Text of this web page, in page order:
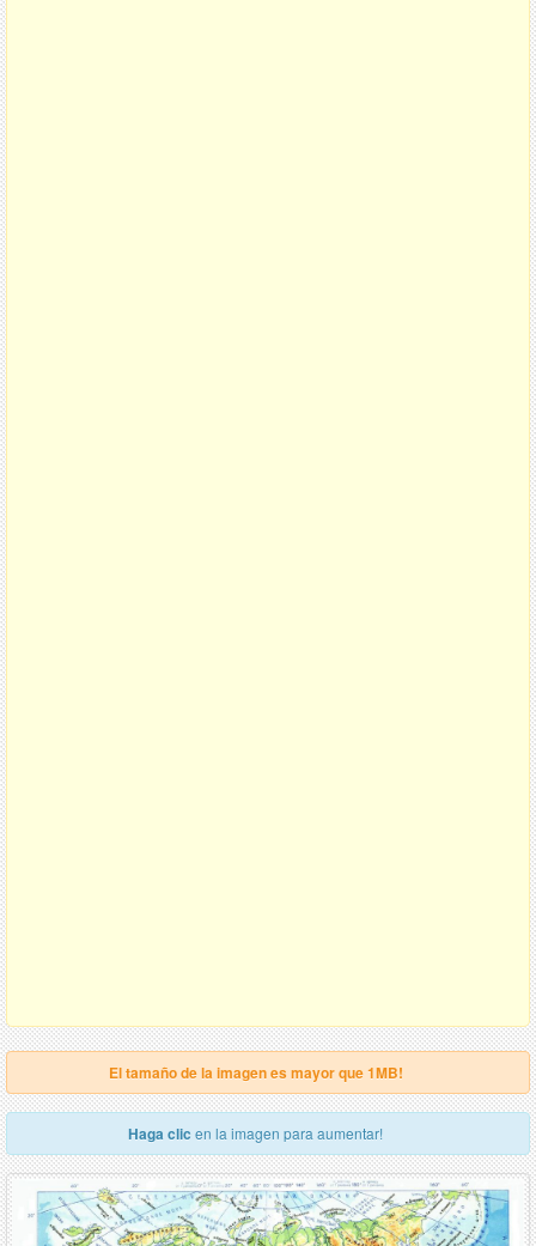
El tamaño de la imagen es mayor que 1MB!
Haga clic en la imagen para aumentar!